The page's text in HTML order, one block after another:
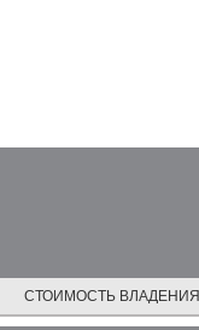
СТОИМОСТЬ ВЛАДЕНИЯ